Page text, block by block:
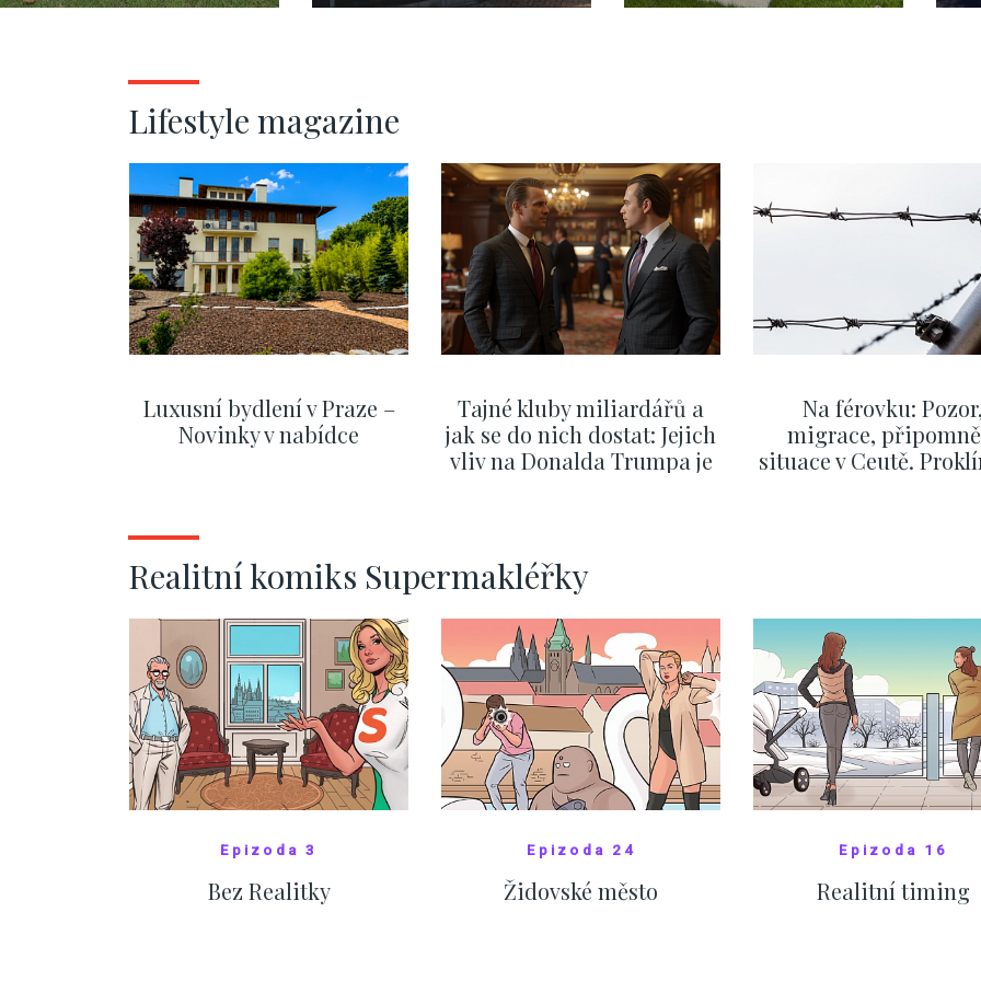
Lifestyle magazine
Luxusní bydlení v Praze –
Novinky v nabídce
Tajné kluby miliardářů a
jak se do nich dostat: Jejich
vliv na Donalda Trumpa je
Na férovku: Pozor,
migrace,
situace v Ceutě.
Realitní komiks Supermakléřky
Epizoda 3
Bez Realitky
Epizoda 24
Židovské město
Epizoda 16
Realitní timing